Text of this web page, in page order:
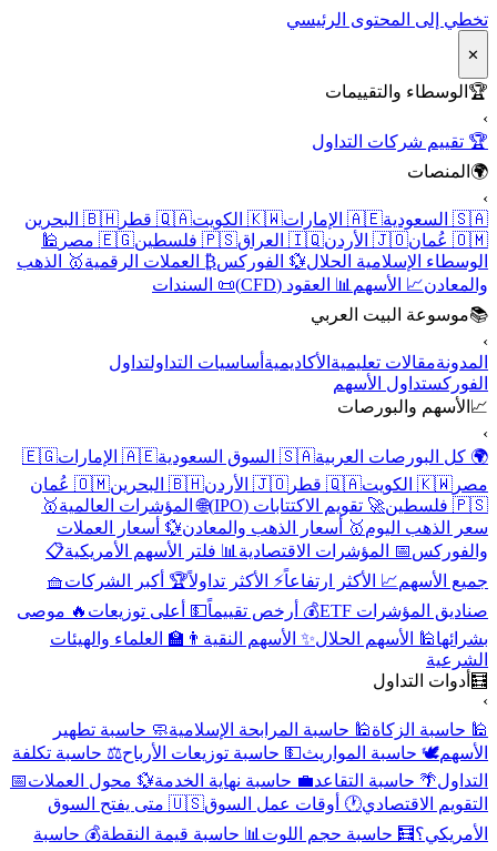
تخطي إلى المحتوى الرئيسي
✕
🏆 الوسطاء والتقييمات
›
🏆 تقييم شركات التداول
🌍 المنصات
›
🇸🇦 السعودية
🇦🇪 الإمارات 🇰🇼 الكويت 🇶🇦 قطر
🇧🇭 البحرين
🇴🇲 عُمان
🇯🇴 الأردن 🇮🇶 العراق 🇵🇸 فلسطين 🇪🇬 مصر
🕌
الوسطاء الإسلامية الحلال💱 الفوركس₿ العملات الرقمية🥇 الذهب
والمعادن📈 الأسهم 📊 العقود (CFD)
📜 السندات
📚موسوعة البيت العربي
›
المدونةمقالات تعليمية الأكاديمية أساسيات التداولتداول
الفوركستداول الأسهم
📈 الأسهم والبورصات
›
🌍 كل البورصات العربية🇸🇦 السوق السعودية 🇦🇪 الإمارات
🇪🇬
مصر 🇰🇼 الكويت 🇶🇦 قطر 🇯🇴 الأردن 🇧🇭 البحرين
🇴🇲 عُمان
🇵🇸 فلسطين
🚀 تقويم الاكتتابات (IPO) 🌐 المؤشرات العالمية🥇
سعر الذهب اليوم🥇 أسعار الذهب والمعادن💱 أسعار العملات
والفوركس📅 المؤشرات الاقتصادية 📊 فلتر الأسهم الأمريكية📋
جميع الأسهم📈 الأكثر ارتفاعاً⚡ الأكثر تداولاً🏆 أكبر الشركات🧺
صناديق المؤشرات ETF
💰 أرخص تقييماً💵 أعلى توزيعات 🔥 موصى
بشرائها🕌 الأسهم الحلال✨ الأسهم النقية 👨‍🏫 العلماء والهيئات
الشرعية
🧮 أدوات التداول
›
🕌 حاسبة الزكاة🕌 حاسبة المرابحة الإسلامية🧼 حاسبة تطهير
الأسهم🕊️ حاسبة المواريث💵 حاسبة توزيعات الأرباح⚖️ حاسبة تكلفة
التداول🌴 حاسبة التقاعد💼 حاسبة نهاية الخدمة💱 محول العملات📅
التقويم الاقتصادي🕐 أوقات عمل السوق
🇺🇸 متى يفتح السوق
الأمريكي؟🧮 حاسبة حجم اللوت 📊 حاسبة قيمة النقطة💰 حاسبة